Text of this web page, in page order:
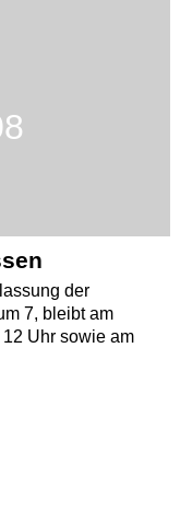
der
7, bleibt am
Uhr sowie am